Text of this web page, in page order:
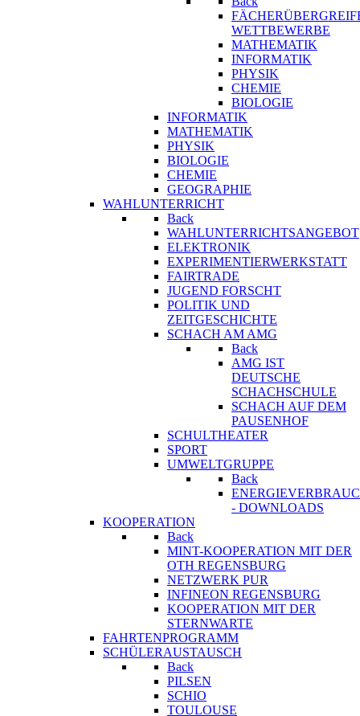
WETTBEWERBE
MATHEMATIK
INFORMATIK
PHYSIK
CHEMIE
BIOLOGIE
INFORMATIK
MATHEMATIK
PHYSIK
BIOLOGIE
CHEMIE
GEOGRAPHIE
WAHLUNTERRICHT
Back
WAHLUNTERRICHTSANGEBOT
ELEKTRONIK
EXPERIMENTIERWERKSTATT
FAIRTRADE
JUGEND FORSCHT
POLITIK UND
ZEITGESCHICHTE
SCHACH AM AMG
Back
AMG IST
DEUTSCHE
SCHACHSCHULE
SCHACH AUF DEM
PAUSENHOF
SCHULTHEATER
SPORT
UMWELTGRUPPE
Back
- DOWNLOADS
KOOPERATION
Back
MINT-KOOPERATION MIT DER
OTH REGENSBURG
NETZWERK PUR
INFINEON REGENSBURG
KOOPERATION MIT DER
STERNWARTE
FAHRTENPROGRAMM
SCHÜLERAUSTAUSCH
Back
PILSEN
SCHIO
TOULOUSE